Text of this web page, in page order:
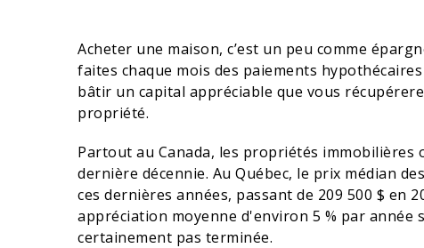
Acheter une maison, c’est un peu comme
faites chaque mois des paiements
bâtir un capital appréciable que vous
propriété.
Partout au Canada, les propriétés immobilières
dernière décennie. Au Québec, le prix médian
ces dernières années, passant de 209 500 $ en
appréciation moyenne d'environ 5 % par année
certainement pas terminée.